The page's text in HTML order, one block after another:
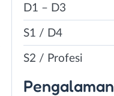
D1 – D3
S1 / D4
S2 / Profesi
Pengalaman